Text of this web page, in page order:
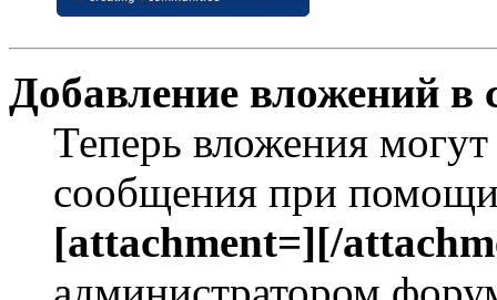
Добавление вложений в
Теперь вложения
сообщения при помощи
[attachment=][/